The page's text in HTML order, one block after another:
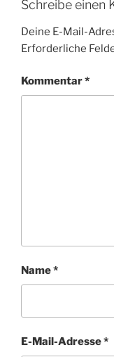
Schreibe einen
Deine E-Mail-
Erforderliche
Kommentar*
Name*
E-Mail-Adresse*